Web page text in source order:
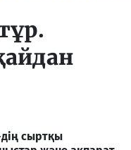
сыртқы